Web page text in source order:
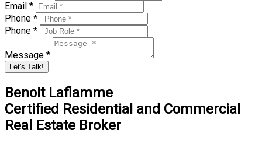
Email *
Phone *
Phone *
Message *
Let's Talk!
Benoit Laflamme
Certified Residential and Commercial
Real Estate Broker